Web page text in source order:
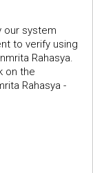
our system
to verify using
Rahasya.
on the
Rahasya -